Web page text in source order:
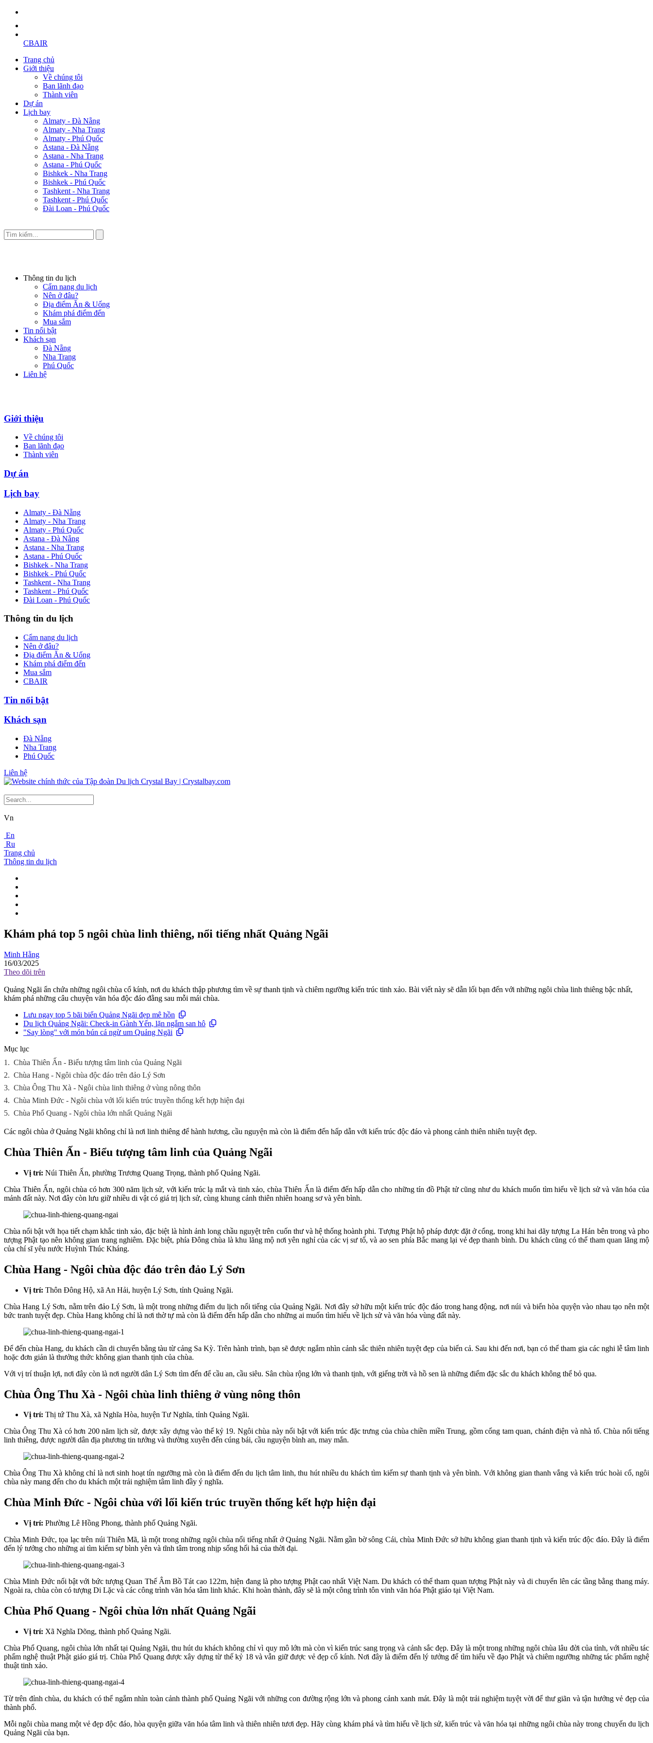
CBAIR
Trang chủ
Giới thiệu
Về chúng tôi
Ban lãnh đạo
Thành viên
Dự án
Lịch bay
Almaty - Đà Nẵng
Almaty - Nha Trang
Almaty - Phú Quốc
Astana - Đà Nẵng
Astana - Nha Trang
Astana - Phú Quốc
Bishkek - Nha Trang
Bishkek - Phú Quốc
Tashkent - Nha Trang
Tashkent - Phú Quốc
Đài Loan - Phú Quốc
Thông tin du lịch
Cẩm nang du lịch
Nên ở đâu?
Địa điểm Ăn & Uống
Khám phá điểm đến
Mua sắm
Tin nổi bật
Khách sạn
Đà Nẵng
Nha Trang
Phú Quốc
Liên hệ
Giới thiệu
Về chúng tôi
Ban lãnh đạo
Thành viên
Dự án
Lịch bay
Almaty - Đà Nẵng
Almaty - Nha Trang
Almaty - Phú Quốc
Astana - Đà Nẵng
Astana - Nha Trang
Astana - Phú Quốc
Bishkek - Nha Trang
Bishkek - Phú Quốc
Tashkent - Nha Trang
Tashkent - Phú Quốc
Đài Loan - Phú Quốc
Thông tin du lịch
Cẩm nang du lịch
Nên ở đâu?
Địa điểm Ăn & Uống
Khám phá điểm đến
Mua sắm
CBAIR
Tin nổi bật
Khách sạn
Đà Nẵng
Nha Trang
Phú Quốc
Liên hệ
Vn
En
Ru
Trang chủ
Thông tin du lịch
Khám phá top 5 ngôi chùa linh thiêng, nổi tiếng nhất Quảng Ngãi
Minh Hằng
16/03/2025
Theo dõi trên
Quảng Ngãi ẩn chứa những ngôi chùa cổ kính, nơi du khách thập phương tìm về sự thanh tịnh và chiêm ngưỡng kiến trúc tinh xảo. Bài viết này sẽ dẫn lối bạn đến với những ngôi chùa linh thiêng bậc nhất,
khám phá những câu chuyện văn hóa độc đáo đằng sau mỗi mái chùa.
Lưu ngay top 5 bãi biển Quảng Ngãi đẹp mê hồn
Du lịch Quảng Ngãi: Check-in Gành Yến, lặn ngắm san hô
"Say lòng" với món bún cá ngừ um Quảng Ngãi
Mục lục
1. Chùa Thiên Ấn - Biểu tượng tâm linh của Quảng Ngãi
2. Chùa Hang - Ngôi chùa độc đáo trên đảo Lý Sơn
3. Chùa Ông Thu Xà - Ngôi chùa linh thiêng ở vùng nông thôn
4. Chùa Minh Đức - Ngôi chùa với lối kiến trúc truyền thống kết hợp hiện đại
5. Chùa Phổ Quang - Ngôi chùa lớn nhất Quảng Ngãi
Các ngôi chùa ở Quảng Ngãi không chỉ là nơi linh thiêng để hành hương, cầu nguyện mà còn là điểm đến hấp dẫn với kiến trúc độc đáo và phong cảnh thiên nhiên tuyệt đẹp.
Chùa Thiên Ấn - Biểu tượng tâm linh của Quảng Ngãi
Vị trí: Núi Thiên Ấn, phường Trương Quang Trọng, thành phố Quảng Ngãi.
Chùa Thiên Ấn, ngôi chùa có hơn 300 năm lịch sử, với kiến trúc lạ mắt và tinh xảo, chùa Thiên Ấn là điểm đến hấp dẫn cho những tín đồ Phật tử cũng như du khách muốn tìm hiểu về lịch sử và văn hóa của
mảnh đất này. Nơi đây còn lưu giữ nhiều di vật có giá trị lịch sử, cùng khung cảnh thiên nhiên hoang sơ và yên bình.
Chùa nổi bật với họa tiết chạm khắc tinh xảo, đặc biệt là hình ảnh long chầu nguyệt trên cuốn thư và hệ thống hoành phi. Tượng Phật hộ pháp được đặt ở cổng, trong khi hai dãy tượng La Hán bên trong và pho
tượng Phật tạo nên không gian trang nghiêm. Đặc biệt, phía Đông chùa là khu lăng mộ nơi yên nghỉ của các vị sư tổ, và ao sen phía Bắc mang lại vẻ đẹp thanh bình. Du khách cũng có thể tham quan lăng mộ
của chí sĩ yêu nước Huỳnh Thúc Kháng.
Chùa Hang - Ngôi chùa độc đáo trên đảo Lý Sơn
Vị trí: Thôn Đông Hộ, xã An Hải, huyện Lý Sơn, tỉnh Quảng Ngãi.
Chùa Hang Lý Sơn, nằm trên đảo Lý Sơn, là một trong những điểm du lịch nổi tiếng của Quảng Ngãi. Nơi đây sở hữu một kiến trúc độc đáo trong hang động, nơi núi và biển hòa quyện vào nhau tạo nên một
bức tranh tuyệt đẹp. Chùa Hang không chỉ là nơi thờ tự mà còn là điểm đến hấp dẫn cho những ai muốn tìm hiểu về lịch sử và văn hóa vùng đất này.
Để đến chùa Hang, du khách cần di chuyển bằng tàu từ cảng Sa Kỳ. Trên hành trình, bạn sẽ được ngắm nhìn cảnh sắc thiên nhiên tuyệt đẹp của biển cả. Sau khi đến nơi, bạn có thể tham gia các nghi lễ tâm linh
hoặc đơn giản là thưởng thức không gian thanh tịnh của chùa.
Với vị trí thuận lợi, nơi đây còn là nơi người dân Lý Sơn tìm đến để cầu an, cầu siêu. Sân chùa rộng lớn và thanh tịnh, với giếng trời và hồ sen là những điểm đặc sắc du khách không thể bỏ qua.
Chùa Ông Thu Xà - Ngôi chùa linh thiêng ở vùng nông thôn
Vị trí: Thị tứ Thu Xà, xã Nghĩa Hòa, huyện Tư Nghĩa, tỉnh Quảng Ngãi.
Chùa Ông Thu Xà có hơn 200 năm lịch sử, được xây dựng vào thế kỷ 19. Ngôi chùa này nổi bật với kiến trúc đặc trưng của chùa chiền miền Trung, gồm cổng tam quan, chánh điện và nhà tổ. Chùa nổi tiếng
linh thiêng, được người dân địa phương tin tưởng và thường xuyên đến cúng bái, cầu nguyện bình an, may mắn.
Chùa Ông Thu Xà không chỉ là nơi sinh hoạt tín ngưỡng mà còn là điểm đến du lịch tâm linh, thu hút nhiều du khách tìm kiếm sự thanh tịnh và yên bình. Với không gian thanh vắng và kiến trúc hoài cổ, ngôi
chùa này mang đến cho du khách một trải nghiệm tâm linh đầy ý nghĩa.
Chùa Minh Đức - Ngôi chùa với lối kiến trúc truyền thống kết hợp hiện đại
Vị trí: Phường Lê Hồng Phong, thành phố Quảng Ngãi.
Chùa Minh Đức, tọa lạc trên núi Thiên Mã, là một trong những ngôi chùa nổi tiếng nhất ở Quảng Ngãi. Nằm gần bờ sông Cái, chùa Minh Đức sở hữu không gian thanh tịnh và kiến trúc độc đáo. Đây là điểm
đến lý tưởng cho những ai tìm kiếm sự bình yên và tĩnh tâm trong nhịp sống hối hả của thời đại.
Chùa Minh Đức nổi bật với bức tượng Quan Thế Âm Bồ Tát cao 122m, hiện đang là pho tượng Phật cao nhất Việt Nam. Du khách có thể tham quan tượng Phật này và di chuyển lên các tầng bằng thang máy.
Ngoài ra, chùa còn có tượng Di Lặc và các công trình văn hóa tâm linh khác. Khi hoàn thành, đây sẽ là một công trình tôn vinh văn hóa Phật giáo tại Việt Nam.
Chùa Phổ Quang - Ngôi chùa lớn nhất Quảng Ngãi
Vị trí: Xã Nghĩa Dõng, thành phố Quảng Ngãi.
Chùa Phổ Quang, ngôi chùa lớn nhất tại Quảng Ngãi, thu hút du khách không chỉ vì quy mô lớn mà còn vì kiến trúc sang trọng và cảnh sắc đẹp. Đây là một trong những ngôi chùa lâu đời của tỉnh, với nhiều tác
phẩm nghệ thuật Phật giáo giá trị. Chùa Phổ Quang được xây dựng từ thế kỷ 18 và vẫn giữ được vẻ đẹp cổ kính. Nơi đây là điểm đến lý tưởng để tìm hiểu về đạo Phật và chiêm ngưỡng những tác phẩm nghệ
thuật tinh xảo.
Từ trên đỉnh chùa, du khách có thể ngắm nhìn toàn cảnh thành phố Quảng Ngãi với những con đường rộng lớn và phong cảnh xanh mát. Đây là một trải nghiệm tuyệt vời để thư giãn và tận hưởng vẻ đẹp của
thành phố.
Mỗi ngôi chùa mang một vẻ đẹp độc đáo, hòa quyện giữa văn hóa tâm linh và thiên nhiên tươi đẹp. Hãy cùng khám phá và tìm hiểu về lịch sử, kiến trúc và văn hóa tại những ngôi chùa này trong chuyến du lịch
Quảng Ngãi của bạn.